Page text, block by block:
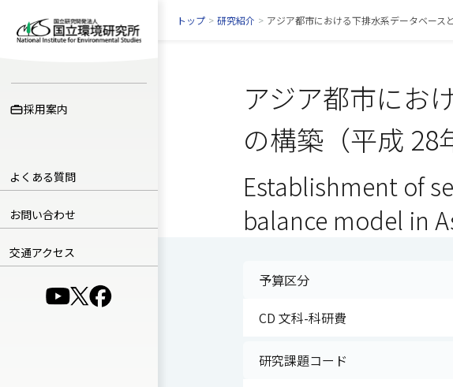
採用案内
よくある質問
お問い合わせ
交通アクセス
（別ウインドウで開きます）
（別ウインドウで開きます）
（別ウインドウで開きます）
トップ > 研究紹介 > アジア都市における下排水系データベース
アジア都市にお
の構築（平成 28
Establishment of
balance model in
予算区分
CD 文科-科研費
研究課題コード